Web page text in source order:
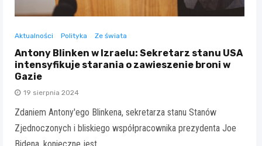
Aktualności Polityka Ze świata
Antony Blinken w Izraelu: Sekretarz stanu USA
intensyfikuje starania o zawieszenie broni w
Gazie
19 sierpnia 2024
Zdaniem Antony'ego Blinkena, sekretarza stanu Stanów
Zjednoczonych i bliskiego współpracownika prezydenta Joe